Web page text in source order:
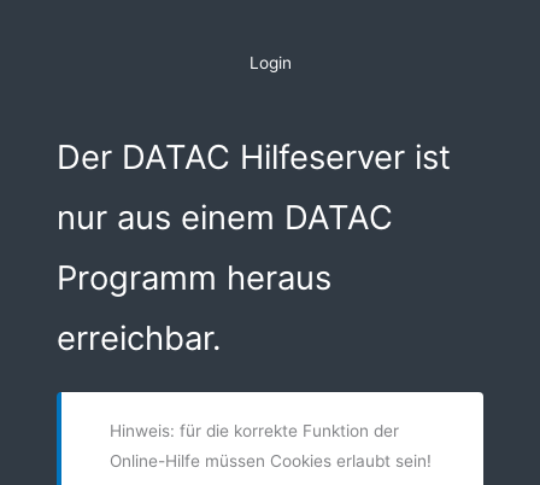
Login
Der DATAC Hilfeserver ist
nur aus einem DATAC
Programm heraus
erreichbar.
Hinweis: für die korrekte Funktion der
Online-Hilfe müssen Cookies erlaubt sein!